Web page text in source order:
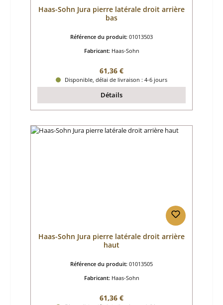
Haas-Sohn Jura pierre latérale droit arrière
bas
Référence du produit: 01013503
Fabricant: Haas-Sohn
Prix régulier :
61,36 €
Disponible, délai de livraison : 4-6 jours
Détails
Haas-Sohn Jura pierre latérale droit arrière
haut
Référence du produit: 01013505
Fabricant: Haas-Sohn
Prix régulier :
61,36 €